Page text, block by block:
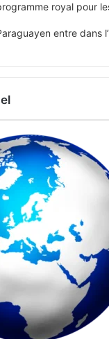
royal pour
entre